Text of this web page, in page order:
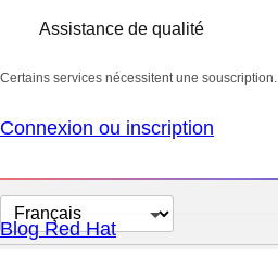
Assistance de qualité
Certains services nécessitent une souscription.
Connexion ou inscription
Changer
la
Blog Red Hat